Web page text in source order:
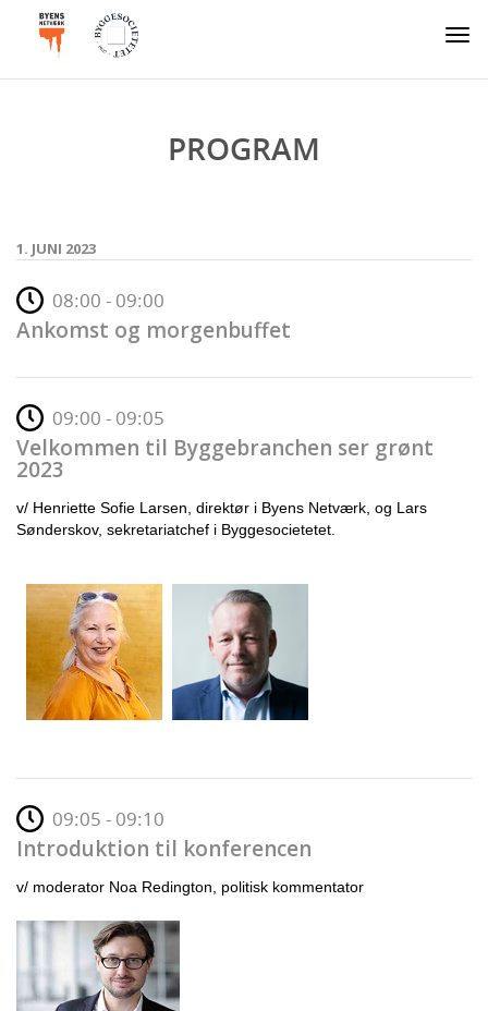
PROGRAM
1. JUNI 2023
08:00 - 09:00
Ankomst og morgenbuffet
09:00 - 09:05
Velkommen til Byggebranchen ser grønt
2023
v/ Henriette Sofie Larsen, direktør i Byens Netværk, og Lars
Sønderskov, sekretariatchef i Byggesocietetet.
09:05 - 09:10
Introduktion til konferencen
v/ moderator Noa Redington, politisk kommentator